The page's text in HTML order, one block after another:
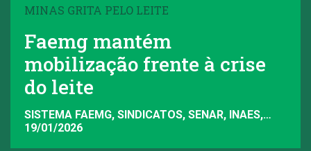
MINAS GRITA PELO LEITE
Faemg mantém
mobilização frente à crise
do leite
SISTEMA FAEMG, SINDICATOS, SENAR, INAES,
FAEMG
19/01/2026